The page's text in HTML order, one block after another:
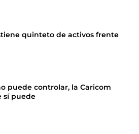
quinteto de activos frente
puede controlar, la Caricom
sí puede